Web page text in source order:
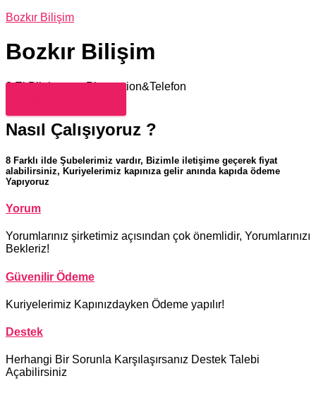
Bozkır Bilişim
Bozkır Bilişim
2.El Bilgisayar&Playstation&Telefon
Nasıl Çalışıyoruz ?
8 Farklı ilde Şubelerimiz vardır, Bizimle iletişime geçerek fiyat
alabilirsiniz, Kuriyelerimiz kapınıza gelir anında kapıda ödeme
Yapıyoruz
Yorum
Yorumlarınız şirketimiz açısından çok önemlidir, Yorumlarınızı
Bekleriz!
Güvenilir Ödeme
Kuriyelerimiz Kapınızdayken Ödeme yapılır!
Destek
Herhangi Bir Sorunla Karşılaşırsanız Destek Talebi
Açabilirsiniz